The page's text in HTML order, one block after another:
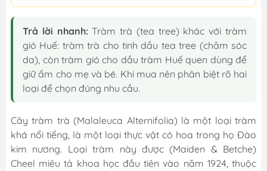
Trả lời nhanh:Tràm trà (tea tree) khác với tràm
gió Huế: tràm trà cho tinh dầu tea tree (chăm sóc
da), còn tràm gió cho dầu tràm Huế quen dùng để
giữ ấm cho mẹ và bé. Khi mua nên phân biệt rõ hai
loại để chọn đúng nhu cầu.
Cây tràm trà (Malaleuca Alternifolia) là một loại tràm
khá nổi tiếng, là một loại thực vật có hoa trong họ Đào
kim nương. Loại tràm này được (Maiden & Betche)
Cheel miêu tả khoa học đầu tiên vào năm 1924, thuộc